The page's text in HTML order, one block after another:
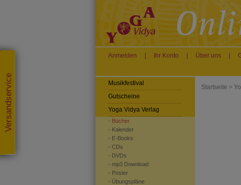
Versandservice
Anmelden Ihr Konto Über uns
Startseite >
Musikfestival
Gutscheine
Yoga Vidya Verlag
- Bücher
- Kalender
- E-Books
- CDs
- DVDs
- mp3 Download
- Poster
- Übungspläne